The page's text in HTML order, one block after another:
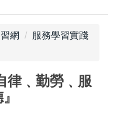
網
服務學習實踐
律﹑勤勞﹑服